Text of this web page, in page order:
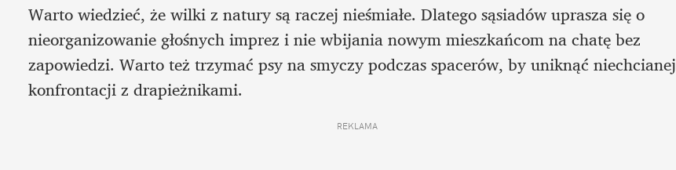
Warto wiedzieć, że wilki z natury są raczej nieśmiałe. Dlatego sąsiadów uprasza się o
nieorganizowanie głośnych imprez i nie wbijania nowym mieszkańcom na chatę bez
zapowiedzi. Warto też trzymać psy na smyczy podczas spacerów, by uniknąć niechcianej
konfrontacji z drapieżnikami.
REKLAMA